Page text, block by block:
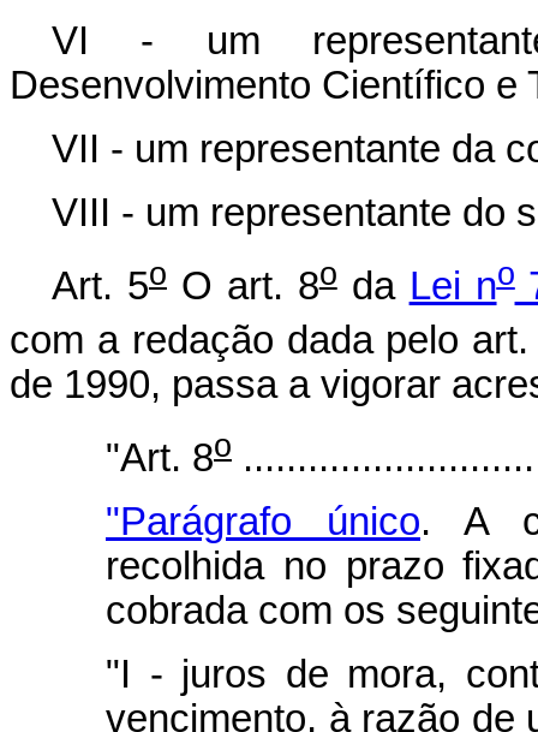
VI - um
Desenvolvimento Científico e
VII - um representante da
VIII - um representante do
Art. 5oO art. 8oda Lei no
com a redação dada pelo
de 1990, passa a vigorar
"Art. 8o
"Parágrafo único. A
recolhida no prazo
cobrada com os
"I - juros de mora,
vencimento, à razão de